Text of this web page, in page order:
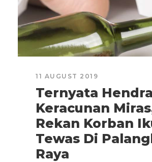
11 AUGUST 2019
Ternyata Hendra
Keracunan
Rekan Korban
Tewas Di
Raya